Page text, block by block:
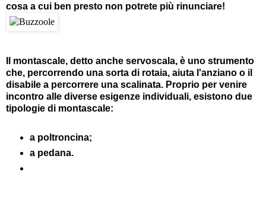
cosa a cui ben presto non potrete più rinunciare!
Il montascale, detto anche servoscala, è uno strumento
che, percorrendo una sorta di rotaia, aiuta l'anziano o il
disabile a percorrere una scalinata. Proprio per venire
incontro alle diverse esigenze individuali, esistono due
tipologie di montascale:
a poltroncina;
a pedana.